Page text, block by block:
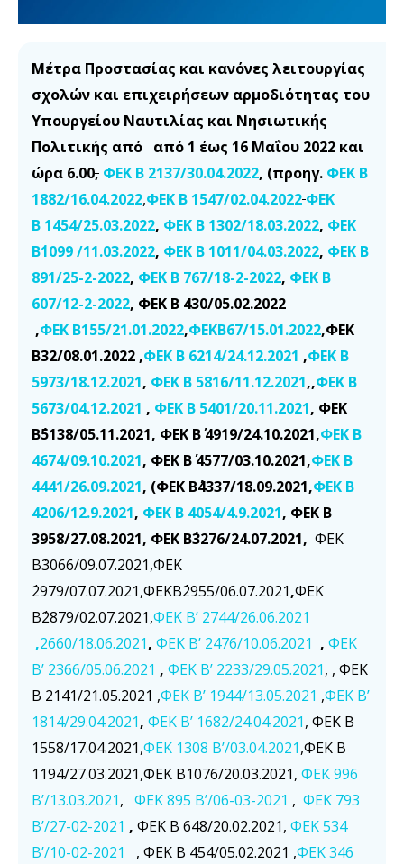
Μέτρα Προστασίας και κανόνες λειτουργίας
σχολών και επιχειρήσεων αρμοδιότητας του
Υπουργείου Ναυτιλίας και Νησιωτικής
Πολιτικής από από 1 έως 16 Μαΐου 2022 και
ώρα 6.00, ΦΕΚ Β 2137/30.04.2022, (προηγ. ΦΕΚ Β
1882/16.04.2022,ΦΕΚ Β 1547/02.04.2022 ΦΕΚ
Β 1454/25.03.2022, ΦΕΚ Β 1302/18.03.2022, ΦΕΚ
Β΄1099 /11.03.2022, ΦΕΚ Β 1011/04.03.2022, ΦΕΚ Β
891/25-2-2022, ΦΕΚ Β 767/18-2-2022, ΦΕΚ Β
607/12-2-2022, ΦΕΚ Β 430/05.02.2022
,ΦΕΚ Β155/21.01.2022,ΦΕΚΒ67/15.01.2022,ΦΕΚ
Β΄32/08.01.2022 ,ΦΕΚ Β 6214/24.12.2021 ,ΦΕΚ Β
5973/18.12.2021, ΦΕΚ Β 5816/11.12.2021,,ΦΕΚ Β
5673/04.12.2021 , ΦΕΚ Β 5401/20.11.2021, ΦΕΚ
Β΄5138/05.11.2021, ΦΕΚ Β΄ 4919/24.10.2021,ΦΕΚ Β
4674/09.10.2021, ΦΕΚ Β΄ 4577/03.10.2021,ΦΕΚ Β
4441/26.09.2021, (ΦΕΚ Β΄4337/18.09.2021,ΦΕΚ Β
4206/12.9.2021, ΦΕΚ Β 4054/4.9.2021, ΦΕΚ Β
3958/27.08.2021, ΦΕΚ Β΄3276/24.07.2021, ΦΕΚ
Β΄3066/09.07.2021,ΦΕΚ
΄2979/07.07.2021,ΦΕΚΒ΄2955/06.07.2021,ΦΕΚ
Β΄2879/02.07.2021,ΦΕΚ Β’ 2744/26.06.2021
,2660/18.06.2021, ΦΕΚ Β’ 2476/10.06.2021 , ΦΕΚ
Β’ 2366/05.06.2021 , ΦΕΚ Β’ 2233/29.05.2021, , ΦΕΚ
Β 2141/21.05.2021 ,ΦΕΚ Β’ 1944/13.05.2021 ,ΦΕΚ Β’
1814/29.04.2021, ΦΕΚ Β’ 1682/24.04.2021, ΦΕΚ Β
1558/17.04.2021,ΦΕΚ 1308 B’/03.04.2021,ΦΕΚ Β
1194/27.03.2021,ΦΕΚ Β1076/20.03.2021, ΦΕΚ 996
B’/13.03.2021, ΦΕΚ 895 Β’/06-03-2021 , ΦΕΚ 793
Β’/27-02-2021 , ΦΕΚ Β 648/20.02.2021, ΦΕΚ 534
Β’/10-02-2021
, ΦΕΚ Β 454/05.02.2021 ,ΦΕΚ 346